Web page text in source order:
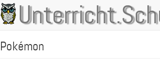
Main
navigation
Pokémon